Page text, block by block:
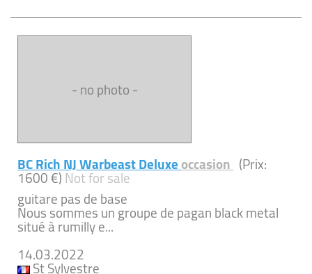
- no photo -
BC Rich NJ Warbeast Deluxeoccasion (Prix:
1600 €)Not for sale
guitare pas de base
Nous sommes un groupe de pagan black metal
situé à rumilly e...
14.03.2022
St Sylvestre